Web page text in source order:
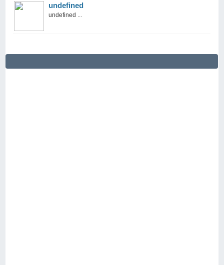
undefined
undefined ...